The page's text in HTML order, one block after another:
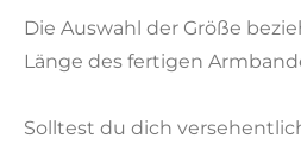
Die Auswahl der Größe
Länge des fertigen
Solltest du dich